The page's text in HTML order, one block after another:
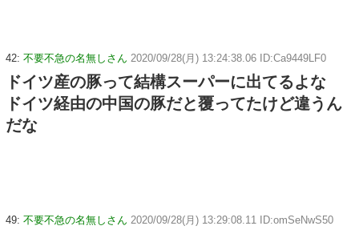
42: 不要不急の名無しさん 2020/09/28(月) 13:24:38.06 ID:Ca9449LF0
ドイツ産の豚って結構スーパーに出てるよな
ドイツ経由の中国の豚だと覆ってたけど違うん
だな
49: 不要不急の名無しさん 2020/09/28(月) 13:29:08.11 ID:omSeNwS50